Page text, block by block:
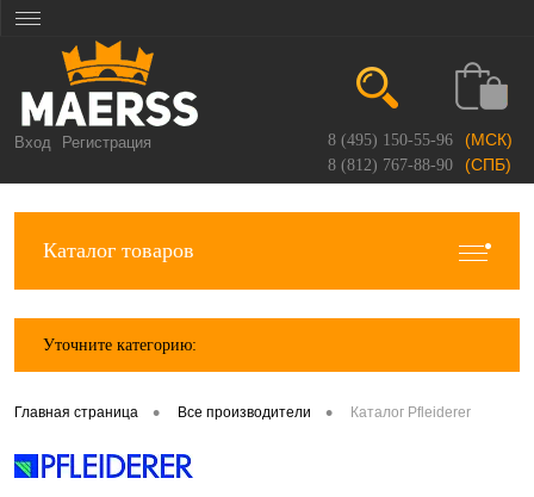
Вход Регистрация 8 (495) 150-55-96 (МСК)
8 (812) 767-88-90 (СПБ)
Каталог товаров
Уточните категорию:
Главная страница • Все производители • Каталог Pfleiderer